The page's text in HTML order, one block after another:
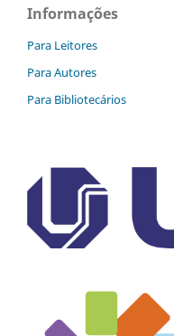
Informações
Para Leitores
Para Autores
Para Bibliotecários